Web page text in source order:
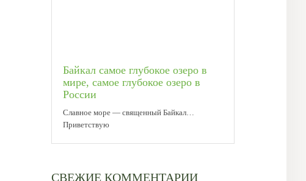
Байкал самое глубокое озеро в
мире, самое глубокое озеро в
России
Славное море — священный Байкал…
Приветствую
СВЕЖИЕ КОММЕНТАРИИ